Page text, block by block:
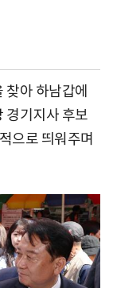
아 하남갑에
경기지사 후보
으로 띄워주며